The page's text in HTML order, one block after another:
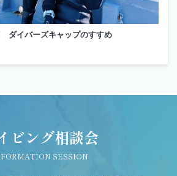
ダイバーズキャップのすすめ
ビング相談会
SESSION